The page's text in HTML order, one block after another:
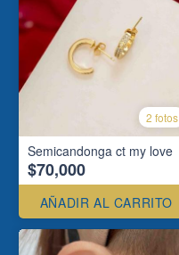
2 fotos
Semicandonga ct my love
$70,000
AÑADIR AL CARRITO